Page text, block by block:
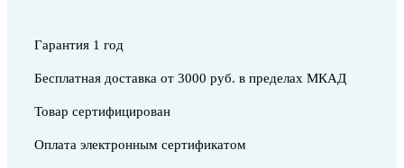
Гарантия 1 год
Бесплатная доставка от 3000 руб. в пределах МКАД
Товар сертифицирован
Оплата электронным сертификатом